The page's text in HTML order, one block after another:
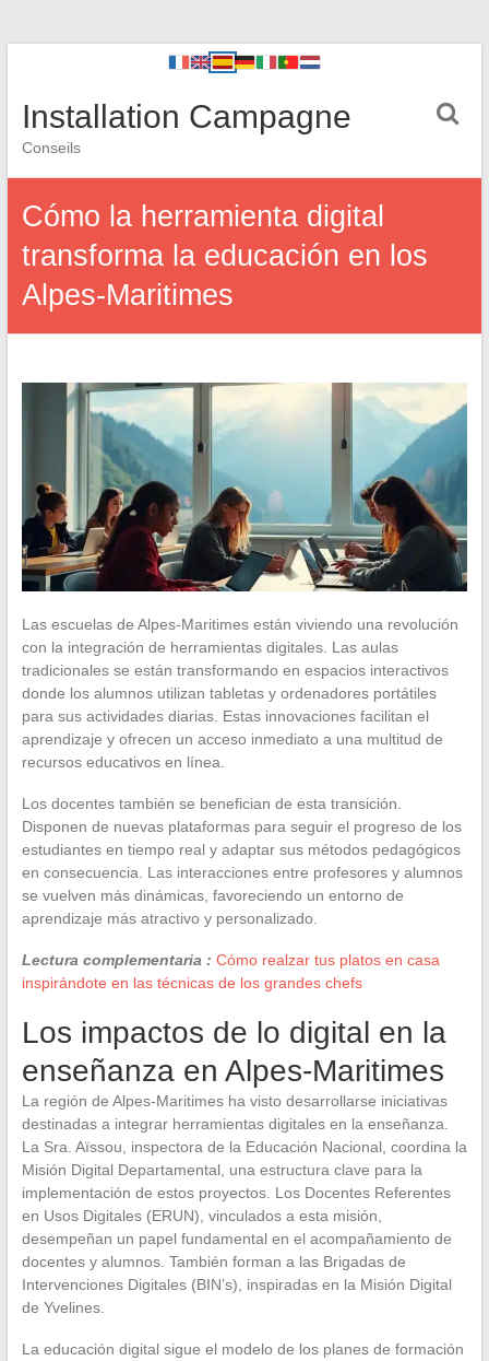
Installation Campagne
Conseils
Cómo la herramienta digital
transforma la educación en los
Alpes-Maritimes
Las escuelas de Alpes-Maritimes están viviendo una revolución
con la integración de herramientas digitales. Las aulas
tradicionales se están transformando en espacios interactivos
donde los alumnos utilizan tabletas y ordenadores portátiles
para sus actividades diarias. Estas innovaciones facilitan el
aprendizaje y ofrecen un acceso inmediato a una multitud de
recursos educativos en línea.
Los docentes también se benefician de esta transición.
Disponen de nuevas plataformas para seguir el progreso de los
estudiantes en tiempo real y adaptar sus métodos pedagógicos
en consecuencia. Las interacciones entre profesores y alumnos
se vuelven más dinámicas, favoreciendo un entorno de
aprendizaje más atractivo y personalizado.
Lectura complementaria : Cómo realzar tus platos en casa
inspirándote en las técnicas de los grandes chefs
Los impactos de lo digital en la
enseñanza en Alpes-Maritimes
La región de Alpes-Maritimes ha visto desarrollarse iniciativas
destinadas a integrar herramientas digitales en la enseñanza.
La Sra. Aïssou, inspectora de la Educación Nacional, coordina la
Misión Digital Departamental, una estructura clave para la
implementación de estos proyectos. Los Docentes Referentes
en Usos Digitales (ERUN), vinculados a esta misión,
desempeñan un papel fundamental en el acompañamiento de
docentes y alumnos. También forman a las Brigadas de
Intervenciones Digitales (BIN’s), inspiradas en la Misión Digital
de Yvelines.
La educación digital sigue el modelo de los planes de formación